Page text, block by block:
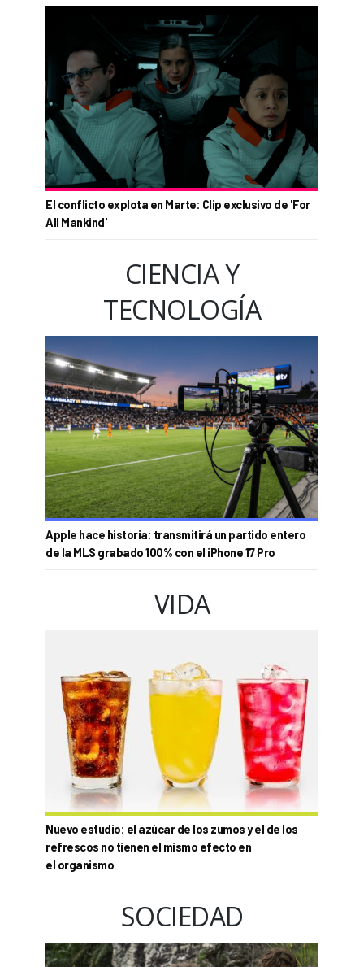
El conflicto explota en Marte: Clip exclusivo de 'For
All Mankind'
CIENCIA Y
TECNOLOGÍA
Apple hace historia: transmitirá un partido entero
de la MLS grabado 100% con el iPhone 17 Pro
VIDA
Nuevo estudio: el azúcar de los zumos y el de los
refrescos no tienen el mismo efecto en
el organismo
SOCIEDAD